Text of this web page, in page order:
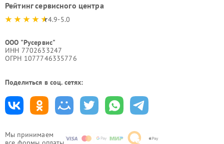
Мы принимаем
Рейтинг сервисного центра
4.9-5.0
ООО "Русервис"
ИНН 7702633247
ОГРН 1077746335776
Поделиться в соц. сетях: